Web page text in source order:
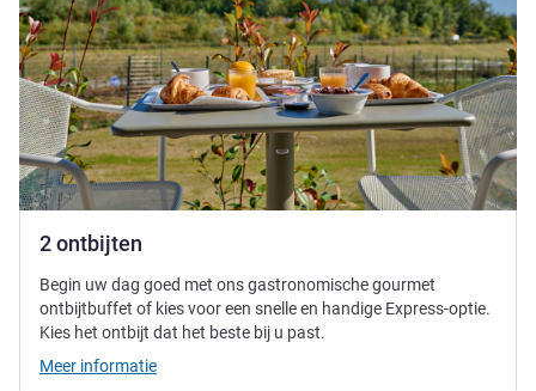
2 ontbijten
Begin uw dag goed met ons gastronomische gourmet
ontbijtbuffet of kies voor een snelle en handige Express-optie.
Kies het ontbijt dat het beste bij u past.
Meer informatie